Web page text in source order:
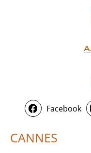
Facebook
CANNES